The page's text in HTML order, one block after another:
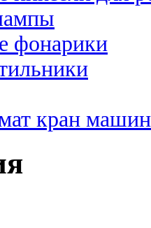
фонарики
кран